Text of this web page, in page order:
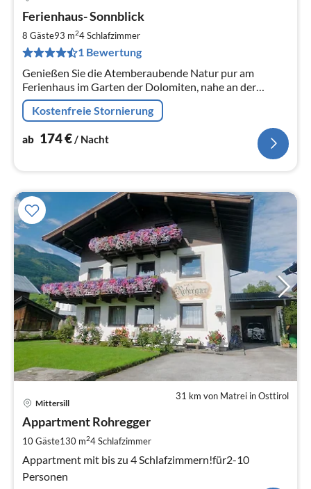
Ferienhaus- Sonnblick
8 Gäste93 m24Schlafzimmer
1 Bewertung
Genießen Sie die Atemberaubende Natur pur am
Ferienhaus im Garten der Dolomiten, nahe an der
italienischen Staatsgrenze. Ein echtes Paradies für
Ruhesuchende und Kinder!
Kostenfreie Stornierung
ab 174€/ Nacht
31 km von Matrei in Osttirol
Mittersill
Appartment Rohregger
10 Gäste130 m24Schlafzimmer
Appartment mit bis zu 4 Schlafzimmern!für2-10
Personen